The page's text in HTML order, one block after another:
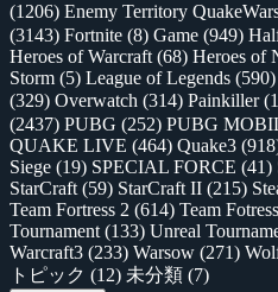
(1206) Enemy Territory
(3143) Fortnite (8) Game (949)
Heroes of Warcraft (68) Heroes of
Storm (5) League of Legends (590)
(329) Overwatch (314) Painkiller
(2437) PUBG (252) PUBG
QUAKE LIVE (464) Quake3
Siege (19) SPECIAL FORCE (41)
StarCraft (59) StarCraft II (215)
Team Fortress 2 (614) Team
Tournament (133) Unreal
Warcraft3 (233) Warsow (271)
トピック (12) 未分類 (7)